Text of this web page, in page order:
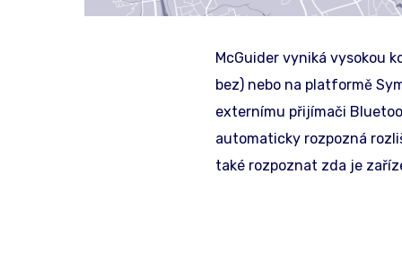
McGuider vyniká vysokou
bez) nebo na platformě
externímu přijímači
automaticky rozpozná
také rozpoznat zda je